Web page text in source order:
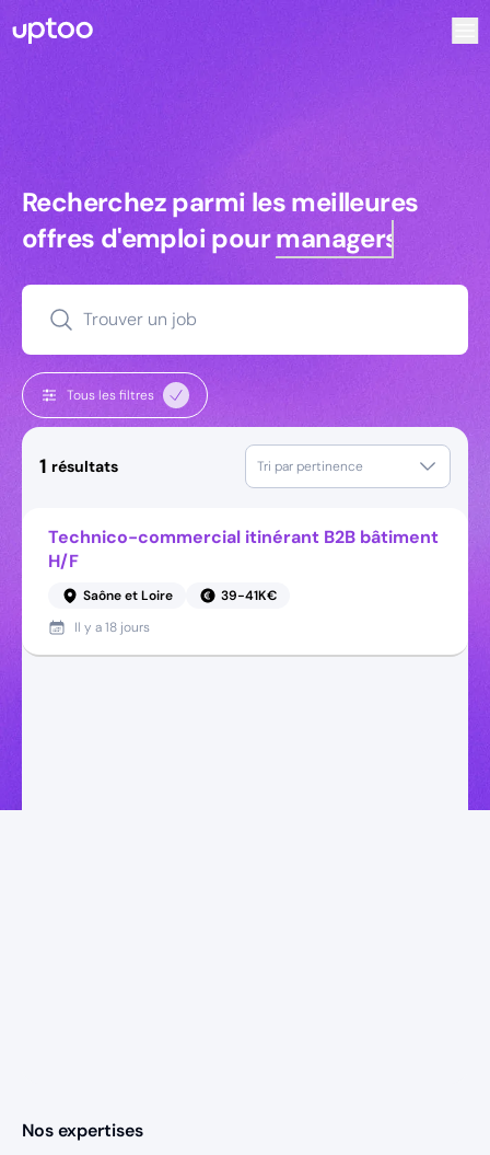
Recherchez parmi les meilleures
Recherchez parmi les meilleures
offres d'emploi pourmanagers
Trouver un job
Tous les filtres
1 résultats Tri par pertinence
Technico-commercial itinérant B2B bâtiment
H/F
Saône et Loire
39-41K€
Il y a18 jours
Nos expertises